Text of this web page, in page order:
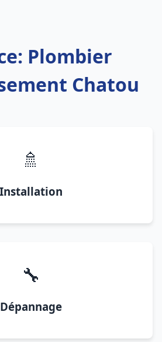
Plombier
Chatou
🚿
Installation
🔧
Dépannage